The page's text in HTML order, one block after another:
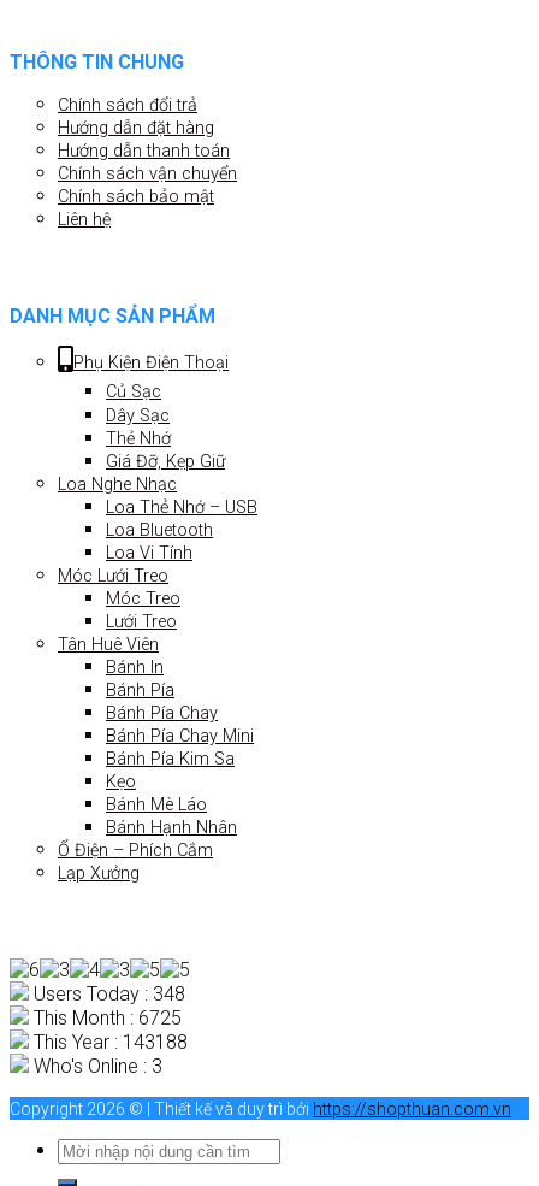
THÔNG TIN CHUNG
Chính sách đổi trả
Hướng dẫn đặt hàng
Hướng dẫn thanh toán
Chính sách vận chuyển
Chính sách bảo mật
Liên hệ
DANH MỤC SẢN PHẨM
Phụ Kiện Điện Thoại
Củ Sạc
Dây Sạc
Thẻ Nhớ
Giá Đỡ, Kẹp Giữ
Loa Nghe Nhạc
Loa Thẻ Nhớ – USB
Loa Bluetooth
Loa Vi Tính
Móc Lưới Treo
Móc Treo
Lưới Treo
Tân Huê Viên
Bánh In
Bánh Pía
Bánh Pía Chay
Bánh Pía Chay Mini
Bánh Pía Kim Sa
Kẹo
Bánh Mè Láo
Bánh Hạnh Nhân
Ổ Điện – Phích Cắm
Lạp Xưởng
Users Today : 348
This Month : 6725
This Year : 143188
Who's Online : 3
Copyright 2026 © | Thiết kế và duy trì bởi https://shopthuan.com.vn